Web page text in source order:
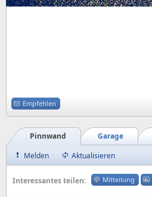
Empfehlen
Garage
Pinnwand
Melden
Aktualisieren
Interessantes teilen: Mitteilung